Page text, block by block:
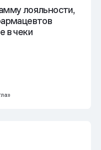
лояльности,
в чеки